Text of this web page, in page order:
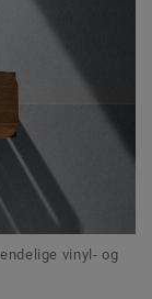
vinyl- og